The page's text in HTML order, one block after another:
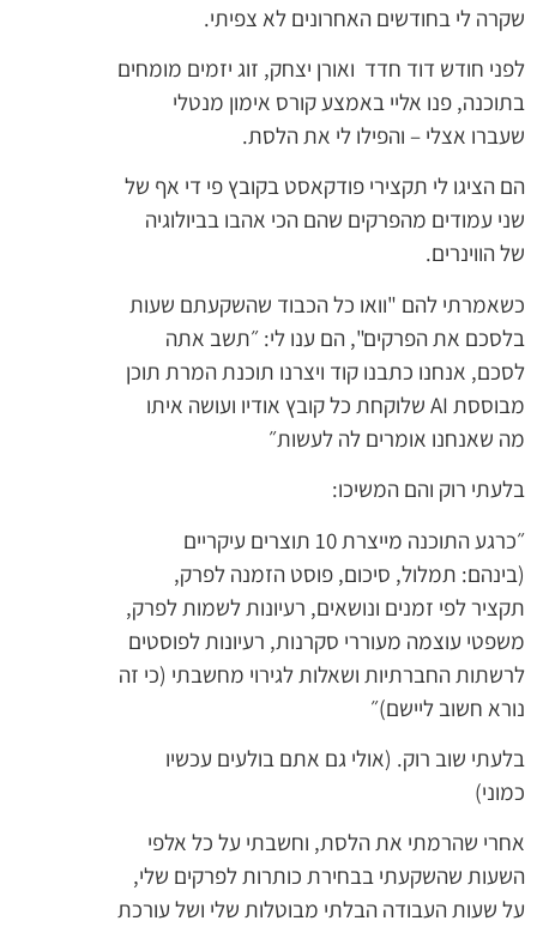
שקרה לי בחודשים האחרונים לא צפיתי.
לפני חודש דוד חדד ואורן יצחק, זוג יזמים מומחים
בתוכנה, פנו אליי באמצע קורס אימון מנטלי
שעברו אצלי – והפילו לי את הלסת.
הם הציגו לי תקצירי פודקאסט בקובץ פי די אף של
שני עמודים מהפרקים שהם הכי אהבו בביולוגיה
של הווינרים.
כשאמרתי להם "וואו כל הכבוד שהשקעתם שעות
בלסכם את הפרקים", הם ענו לי: ״תשב אתה
לסכם, אנחנו כתבנו קוד ויצרנו תוכנת המרת תוכן
מבוססת AI שלוקחת כל קובץ אודיו ועושה איתו
מה שאנחנו אומרים לה לעשות״
בלעתי רוק והם המשיכו:
״כרגע התוכנה מייצרת 10 תוצרים עיקריים
(בינהם: תמלול, סיכום, פוסט הזמנה לפרק,
תקציר לפי זמנים ונושאים, רעיונות לשמות לפרק,
משפטי עוצמה מעוררי סקרנות, רעיונות לפוסטים
לרשתות החברתיות ושאלות לגירוי מחשבתי (כי זה
נורא חשוב ליישם)״
בלעתי שוב רוק. (אולי גם אתם בולעים עכשיו
כמוני)
אחרי שהרמתי את הלסת, וחשבתי על כל אלפי
השעות שהשקעתי בבחירת כותרות לפרקים שלי,
על שעות העבודה הבלתי מבוטלות שלי ושל עורכת